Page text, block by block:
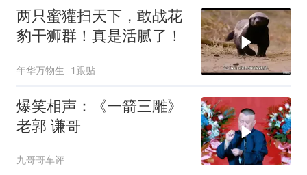
两只蜜獾扫天下，敢战花
豹干狮群！真是活腻了！
年华万物生 1跟贴
爆笑相声：《一箭三雕》
老郭 谦哥
九哥哥车评